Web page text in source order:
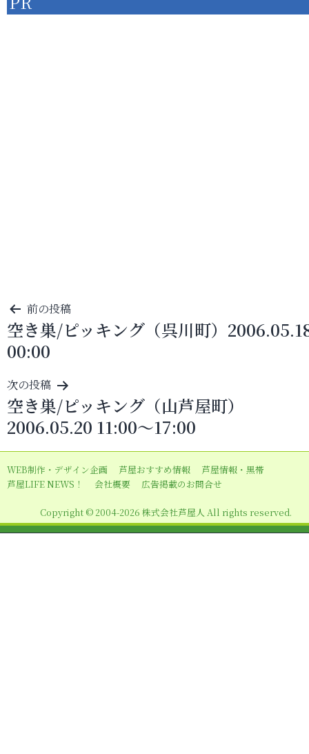
投
稿
ナ
ビ
ゲ
ー
シ
ョ
ン
前の投稿
空き巣/ピッキング（呉川町）
00:00
次の投稿
空き巣/ピッキング（山芦屋町）
2006.05.20 11:00～17:00
WEB制作・デザイン企画 芦屋おすすめ情報
芦屋情報・黒帯
芦屋LIFE NEWS！
会社概要 広告掲載のお問合せ
Copyright © 2004-2026 株式会社芦屋人 All rights reserved.